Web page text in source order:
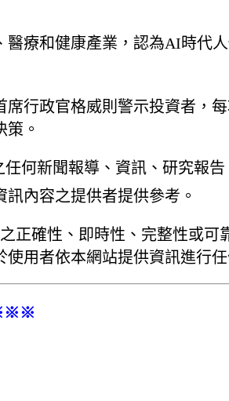
醫療和健康產業，認為AI時代
席行政官格威則警示投資者，
。
新聞報導、資訊、研究報告
內容之提供者提供參考。
正確性、即時性、完整性或
用者依本網站提供資訊進行